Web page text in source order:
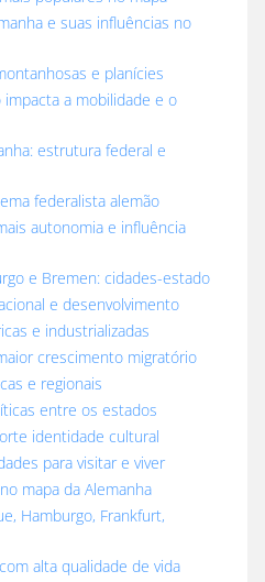
e suas influências no
e planícies
impacta a mobilidade e o
estrutura federal e
federalista alemão
autonomia e influência
e Bremen: cidades-estado
e desenvolvimento
e industrializadas
crescimento migratório
e regionais
entre os estados
identidade cultural
para visitar e viver
mapa da Alemanha
Hamburgo, Frankfurt,
alta qualidade de vida